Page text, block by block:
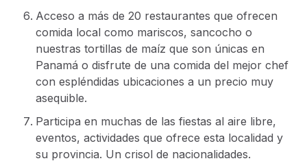
Acceso a más de 20 restaurantes que ofrecen
comida local como mariscos, sancocho o
nuestras tortillas de maíz que son únicas en
Panamá o disfrute de una comida del mejor chef
con espléndidas ubicaciones a un precio muy
asequible.
Participa en muchas de las fiestas al aire libre,
eventos, actividades que ofrece esta localidad y
su provincia. Un crisol de nacionalidades.